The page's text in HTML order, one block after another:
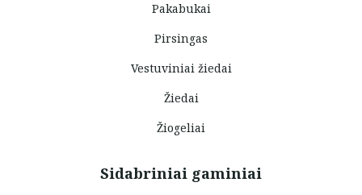
Pakabukai
Pirsingas
Vestuviniai žiedai
Žiedai
Žiogeliai
Sidabriniai gaminiai